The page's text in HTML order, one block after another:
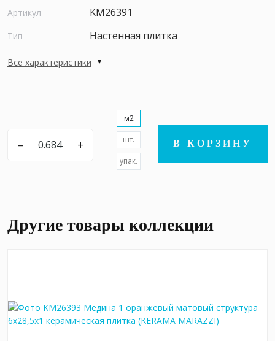
Артикул KM26391
Тип Настенная плитка
Все характеристики
– +
м2
шт.
упак.
В КОРЗИНУ
Другие товары коллекции